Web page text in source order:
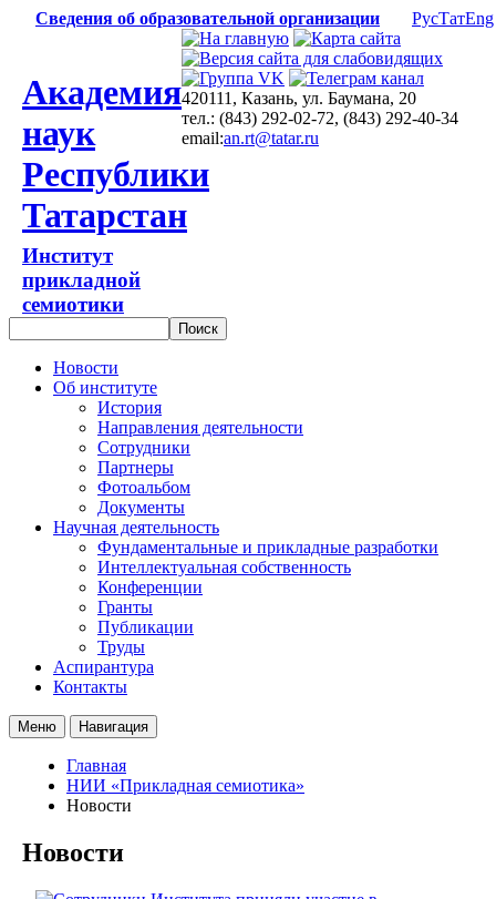
Сведения об образовательной организации РусТатEng
Академия
наук
Республики
Татарстан
Институт
прикладной
семиотики
420111, Казань, ул. Баумана, 20
тел.: (843) 292-02-72, (843) 292-40-34
email:an.rt@tatar.ru
Новости
Об институте
История
Направления деятельности
Сотрудники
Партнеры
Фотоальбом
Документы
Научная деятельность
Фундаментальные и прикладные разработки
Интеллектуальная собственность
Конференции
Гранты
Публикации
Труды
Аспирантура
Контакты
Меню Навигация
Главная
НИИ «Прикладная семиотика»
Новости
Новости